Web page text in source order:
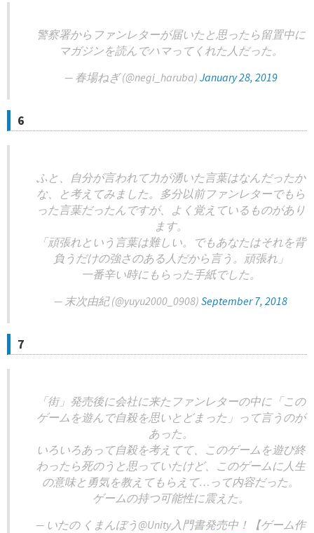
警察署からファンレターが届いたと思ったら留置中に
マガジンを読んでハマってくれた人だった。
— 春場ねぎ (@negi_haruba) January 28, 2019
6
ふと、自分が言われて力が湧いた言葉はなんだったか
な、と考えてみました。多分以前ファンレターでもら
った言葉だったんですが、よく覚えているものがあり
ます。
「頑張れという言葉は難しい。でもあなたはそれを背
負うだけの強さのある人だから言う。頑張れ」
一番辛い時にもらった手紙でした。
— 末次由紀 (@yuyu2000_0908) September 7, 2018
7
「街」発売後に会社に来たファンレターの中に「この
ゲームを遊んで自殺を思いとどまった」って言うのが
あった。
いろいろあって自殺を考えてて、このゲームを遊び終
わったら死のうと思っていたけど、このゲームに人生
の意味と勇気を教えてもらえて…って内容だった。
ゲームの持つ可能性に震えた。
— いたの くまんぼう@Unity入門書発売中！【ゲーム作